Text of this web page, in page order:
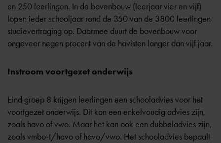
en 250 leerlingen. In de bovenbouw (leerjaar vier en vijf)
lopen ieder schooljaar rond de 350 van de 3800 leerlingen
studievertraging op. Daarmee duurt de bovenbouw voor
ongeveer negen procent van de havisten langer dan vijf jaar.
Instroom voortgezet onderwijs
Eind groep 8 krijgen leerlingen een schooladvies voor het
voortgezet onderwijs. Dit kan een enkelvoudig advies zijn,
zoals havo of vwo. Maar het kan ook een dubbeladvies zijn,
zoals vmbo-t/havo of havo/vwo. Het schooladvies bepaalt